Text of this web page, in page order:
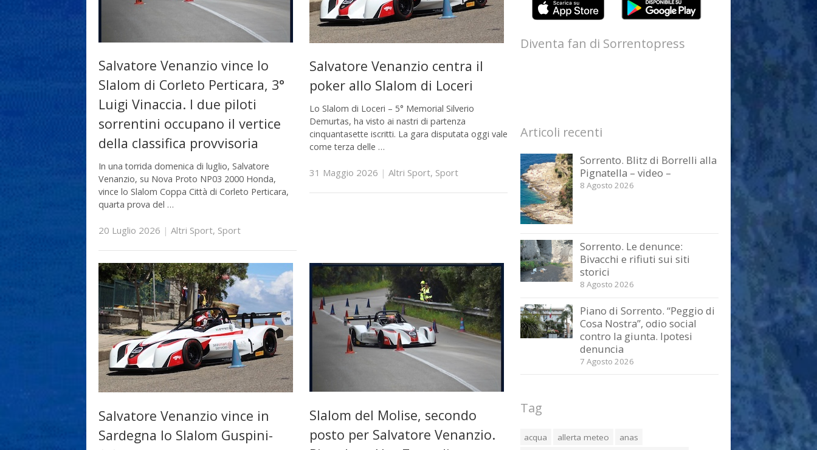
Salvatore Venanzio vince lo
Slalom di Corleto Perticara, 3°
Luigi Vinaccia. I due piloti
sorrentini occupano il vertice
della classifica provvisoria
In una torrida domenica di luglio, Salvatore
Venanzio, su Nova Proto NP03 2000 Honda,
vince lo Slalom Coppa Città di Corleto Perticara,
quarta prova del …
20 Luglio 2026 | Altri Sport, Sport
Salvatore Venanzio centra il
poker allo Slalom di Loceri
Lo Slalom di Loceri – 5° Memorial Silverio
Demurtas, ha visto ai nastri di partenza
cinquantasette iscritti. La gara disputata oggi vale
come terza delle …
31 Maggio 2026 | Altri Sport, Sport
Salvatore Venanzio vince in
Sardegna lo Slalom Guspini-
Slalom del Molise, secondo
posto per Salvatore Venanzio.
Diventa fan di Sorrentopress
Articoli recenti
Sorrento. Blitz di Borrelli alla
Pignatella – video –
8 Agosto 2026
Sorrento. Le denunce:
Bivacchi e rifiuti sui siti
storici
8 Agosto 2026
Piano di Sorrento. “Peggio di
Cosa Nostra”, odio social
contro la giunta. Ipotesi
denuncia
7 Agosto 2026
Tag
acqua allerta meteo
anas